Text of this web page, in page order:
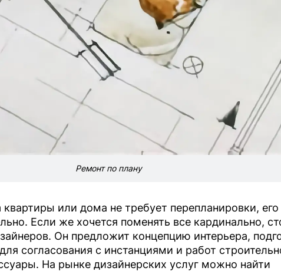
Ремонт по плану
или дома не требует перепланировки,
Если же хочется поменять все кардинально,
Он предложит концепцию интерьера,
согласования с инстанциями и работ
На рынке дизайнерских услуг можно найти